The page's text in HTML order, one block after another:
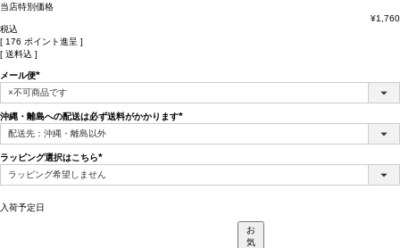
当店特別価格
¥1,760
税込
[ 176 ポイント進呈 ]
送料込
メール便
(必
須)
沖縄・離島への配送は必ず送料がかかります
ラッピング選択はこちら
(必
入荷予定日
お
気